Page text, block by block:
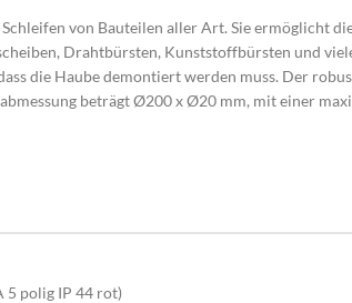
von Bauteilen aller Art. Sie ermöglicht
Drahtbürsten, Kunststoffbürsten und
die Haube demontiert werden muss. Der
beträgt Ø200 x Ø20 mm, mit einer
5 polig IP 44 rot)